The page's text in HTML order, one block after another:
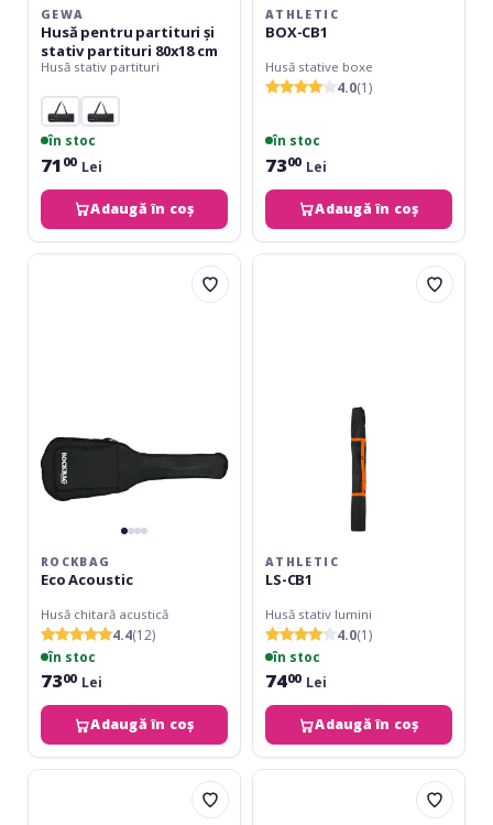
GEWA
Husă pentru partituri și
stativ partituri 80x18 cm
Husă stativ partituri
în stoc
71 00 Lei
Adaugă în coș
ATHLETIC
BOX-CB1
Husă stative boxe
4.0(1)
în stoc
7300 Lei
Adaugă în coș
RockBag
ROCKBAG
Eco Acoustic
Husă chitară acustică
4.4(12)
în stoc
7300 Lei
Adaugă în coș
Athletic
ATHLETIC
LS-CB1
Husă stativ lumini
4.0(1)
în stoc
7400 Lei
Adaugă în coș
Athletic
TGI